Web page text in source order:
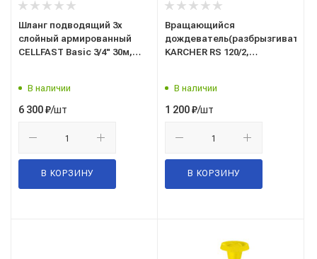
Шланг подводящий 3х
слойный армированный
CELLFAST Basic 3/4" 30м,
В наличии
6 300₽/шт
В КОРЗИНУ
Вращающийся
дождеватель(разбрызгиватель)
KARCHER RS 120/2,
В наличии
1 200₽/шт
В КОРЗИНУ